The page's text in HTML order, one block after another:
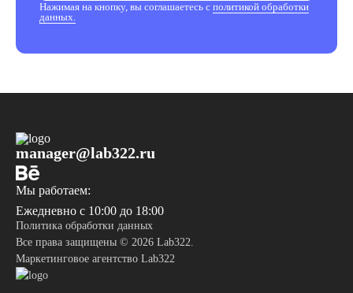
Нажимая на кнопку, вы соглашаетесь с политикой обработки
данных.
manager@lab322.ru
Мы работаем:
Ежедневно с 10:00 до 18:00
Политика обработки данных
Все права защищены © 2026 Lab322.
Маркетинговое агентство Lab322